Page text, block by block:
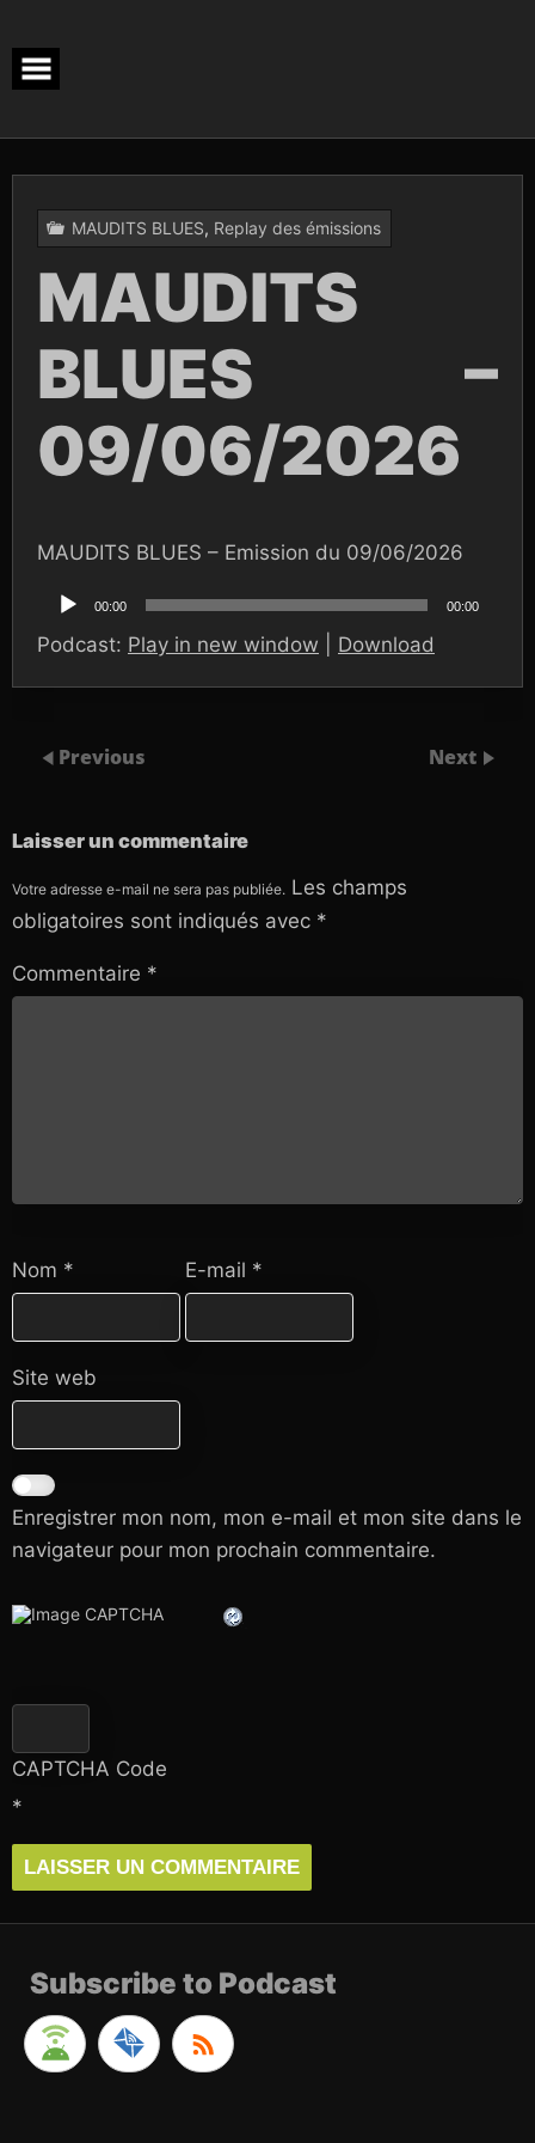
content
MAUDITS BLUES, Replay des émissions
MAUDITS
BLUES –
09/06/2026
MAUDITS BLUES – Emission du 09/06/2026
audio
00:00 00:00
Podcast: Play in new window Download
Previous Next
Laisser un commentaire
Votre adresse e-mail ne sera pas publiée. Les champs
obligatoires sont indiqués avec *
Commentaire *
Nom * E-mail *
Site web
Enregistrer mon nom, mon e-mail et mon site dans le
navigateur pour mon prochain commentaire.
CAPTCHA Code
*
Subscribe to Podcast